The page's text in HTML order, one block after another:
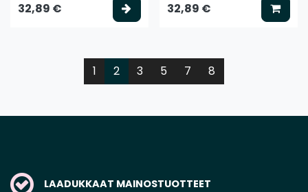
32,89 € Valitse vaihtoehto
32,89 €
1 2 3 5 7 8
LAADUKKAAT MAINOSTUOTTEET